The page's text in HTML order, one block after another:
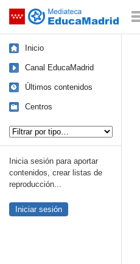
Saltar navegación
Inicio
Canal EducaMadrid
Últimos contenidos
Centros
Inicia sesión para aportar
contenidos, crear listas de
reproducción...
Iniciar sesión